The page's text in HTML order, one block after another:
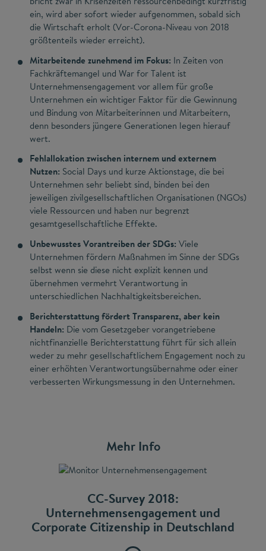
ein, wird aber sofort wieder aufgenommen, sobald sich
die Wirtschaft erholt (Vor-Corona-Niveau von 2018
größtenteils wieder erreicht).
Mitarbeitende zunehmend im Fokus: In Zeiten von
Fachkräftemangel und War for Talent ist
Unternehmensengagement vor allem für große
Unternehmen ein wichtiger Faktor für die Gewinnung
und Bindung von Mitarbeiterinnen und Mitarbeitern,
denn besonders jüngere Generationen legen hierauf
wert.
Fehlallokation zwischen internem und externem
Nutzen: Social Days und kurze Aktionstage, die bei
Unternehmen sehr beliebt sind, binden bei den
jeweiligen zivilgesellschaftlichen Organisationen (NGOs)
viele Ressourcen und haben nur begrenzt
gesamtgesellschaftliche Effekte.
Unbewusstes Vorantreiben der SDGs: Viele
Unternehmen fördern Maßnahmen im Sinne der SDGs
selbst wenn sie diese nicht explizit kennen und
übernehmen vermehrt Verantwortung in
unterschiedlichen Nachhaltigkeitsbereichen.
Berichterstattung fördert Transparenz, aber kein
Handeln: Die vom Gesetzgeber vorangetriebene
nichtfinanzielle Berichterstattung führt für sich allein
weder zu mehr gesellschaftlichem Engagement noch zu
einer erhöhten Verantwortungsübernahme oder einer
verbesserten Wirkungsmessung in den Unternehmen.
Mehr Info
CC-Survey 2018:
Unternehmensengagement und
Corporate Citizenship in Deutschland